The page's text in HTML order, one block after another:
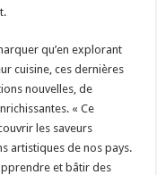
qu’en explorant
cuisine, ces dernières
nouvelles, de
« Ce
les saveurs
artistiques de nos pays.
et bâtir des